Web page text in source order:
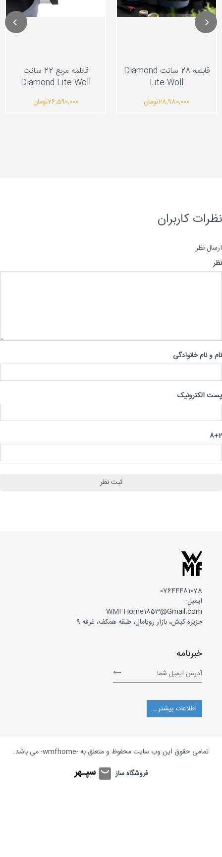
قابلمه مربع 22 سانت
Diamond Lite Woll
26,590,000تومان
قابلمه 28 سانت Diamond
Lite Woll
28,980,000تومان
کاربران
نظر
و نام خانوادگی
الکترونیک
07644481078
ایمیل:
WMFHome1853@Gmail.com
جزیره کیش، بازار رویامال، طبقه همکف، غرفه 9
خبرنامه
اطلاعات بیشتر...
تمامی حقوق این وب سایت محفوظ و متعلق به -wmfhome-
می باشد.
فروشگاه ساز